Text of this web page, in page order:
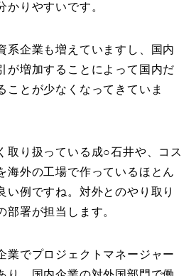
かりやすいです。
系企業も増えていますし、国内
が増加することによって国内だ
ことが少なくなってきていま
取り扱っている成○石井や、コス
海外の工場で作っているほとん
い例ですね。対外とのやり取り
部署が担当します。
業でプロジェクトマネージャー